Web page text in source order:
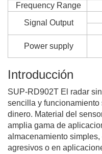
Frequency Range
Signal Output
Power supply
Introducción
SUP-RD902T El radar
sencilla y
dinero. Material del
amplia gama de
almacenamiento
agresivos o en